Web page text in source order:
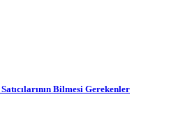
Bilmesi Gerekenler